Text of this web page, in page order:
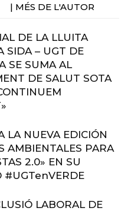
| MÉS DE L'AUTOR
DE LA LLUITA
SIDA – UGT DE
SE SUMA AL
DE SALUT SOTA
LA NUEVA EDICIÓN
AMBIENTALES PARA
2.0» EN SU
#UGTenVERDE
LABORAL DE